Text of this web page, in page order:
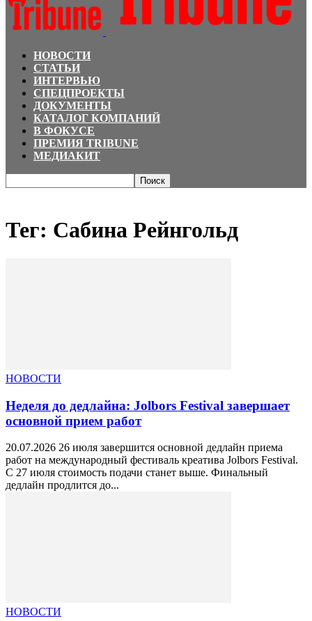
НОВОСТИ
СТАТЬИ
ИНТЕРВЬЮ
СПЕЦПРОЕКТЫ
ДОКУМЕНТЫ
КАТАЛОГ КОМПАНИЙ
В ФОКУСЕ
ПРЕМИЯ TRIBUNE
МЕДИАКИТ
Тег: Сабина Рейнгольд
НОВОСТИ
Неделя до дедлайна: Jolbors Festival завершает
основной прием работ
20.07.2026 26 июля завершится основной дедлайн приема
работ на международный фестиваль креатива Jolbors Festival.
С 27 июля стоимость подачи станет выше. Финальный
дедлайн продлится до...
НОВОСТИ